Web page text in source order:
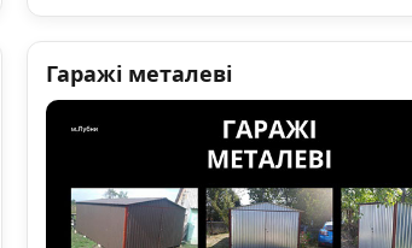
Гаражі металеві